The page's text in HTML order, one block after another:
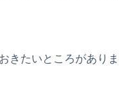
きたいところがありま